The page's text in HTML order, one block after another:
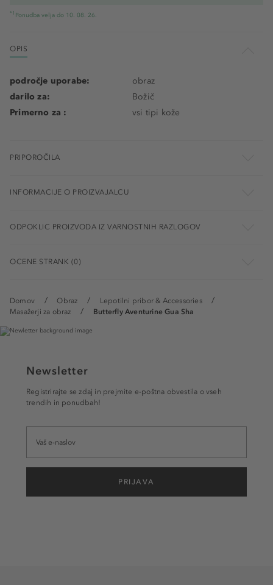
Domov Obraz
Lepotilni pribor & Accessories
Masažerji za obraz
Butterfly Aventurine Gua Sha
*1 Ponudba velja do 10. 08. 26.
OPIS
področje uporabe:
obraz
darilo za:
Božič
Primerno za :
vsi tipi kože
PRIPOROČILA
INFORMACIJE O PROIZVAJALCU
ODPOKLIC PROIZVODA IZ VARNOSTNIH RAZLOGOV
OCENE STRANK (0)
Newsletter
Registrirajte se zdaj in prejmite e-poštna obvestila o vseh
trendih in ponudbah!
PRIJAVA